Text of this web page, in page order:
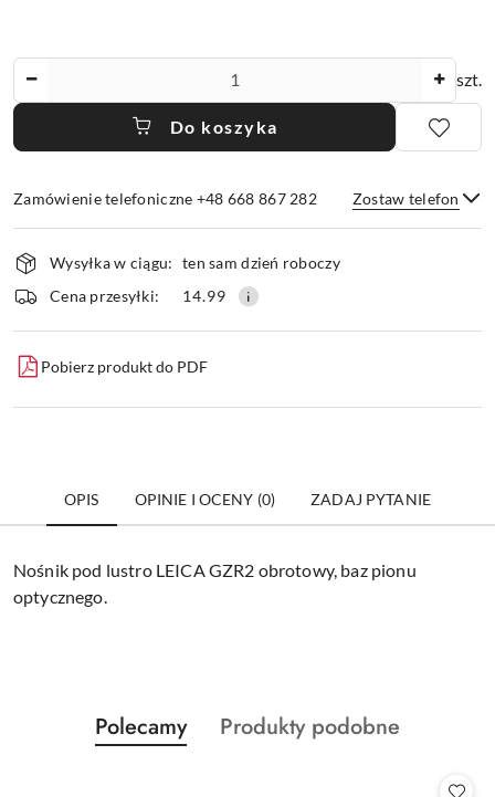
szt.
Do koszyka
Zamówienie telefoniczne +48 668 867 282 Zostaw telefon
Wyślij
Dostępność
i
dostawa
Wysyłka w ciągu: ten sam dzień roboczy
Cena przesyłki:
14.99
Pobierz produkt do PDF
OPIS OPINIE I OCENY (0) ZADAJ PYTANIE
Nośnik pod lustro LEICA GZR2 obrotowy, baz pionu
optycznego.
Pomiń karuzelę produktów
Produkty
o
Polecamy
Produkty
Produkty podobne